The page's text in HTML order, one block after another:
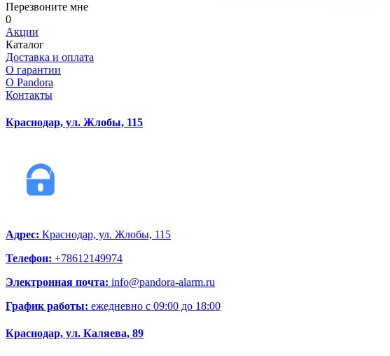
Перезвоните мне
0
Акции
Каталог
Доставка и оплата
О гарантии
О Pandora
Контакты
Краснодар, ул. Жлобы, 115
Адрес: Краснодар, ул. Жлобы, 115
Телефон: +78612149974
Электронная почта: info@pandora-alarm.ru
График работы: ежедневно c 09:00 до 18:00
Краснодар, ул. Каляева, 89